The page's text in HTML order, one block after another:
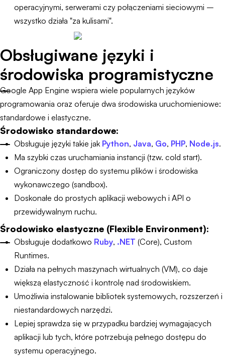
operacyjnymi, serwerami czy połączeniami sieciowymi –
wszystko działa "za kulisami".
Obsługiwane języki i
środowiska programistyczne
Google App Engine wspiera wiele popularnych języków
programowania oraz oferuje dwa środowiska uruchomieniowe:
standardowe i elastyczne.
Środowisko standardowe:
Obsługuje języki takie jak Python, Java, Go, PHP, Node.js.
Ma szybki czas uruchamiania instancji (tzw. cold start).
Ograniczony dostęp do systemu plików i środowiska
wykonawczego (sandbox).
Doskonałe do prostych aplikacji webowych i API o
przewidywalnym ruchu.
Środowisko elastyczne (Flexible Environment):
Obsługuje dodatkowo Ruby, .NET (Core), Custom
Runtimes.
Działa na pełnych maszynach wirtualnych (VM), co daje
większą elastyczność i kontrolę nad środowiskiem.
Umożliwia instalowanie bibliotek systemowych, rozszerzeń i
niestandardowych narzędzi.
Lepiej sprawdza się w przypadku bardziej wymagających
aplikacji lub tych, które potrzebują pełnego dostępu do
systemu operacyjnego.